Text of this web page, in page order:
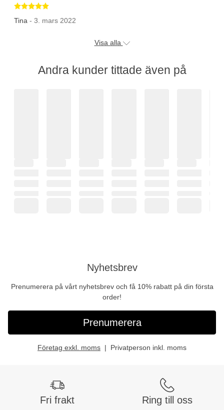
Betygsatt 5 av 5 stjärnor
Tina - 3. mars 2022
Visa alla
Andra kunder tittade även på
Nyhetsbrev
Prenumerera på vårt nyhetsbrev och få 10% rabatt på din första
order!
Prenumerera
Företag exkl. moms Privatperson inkl. moms
Fri frakt Ring till oss